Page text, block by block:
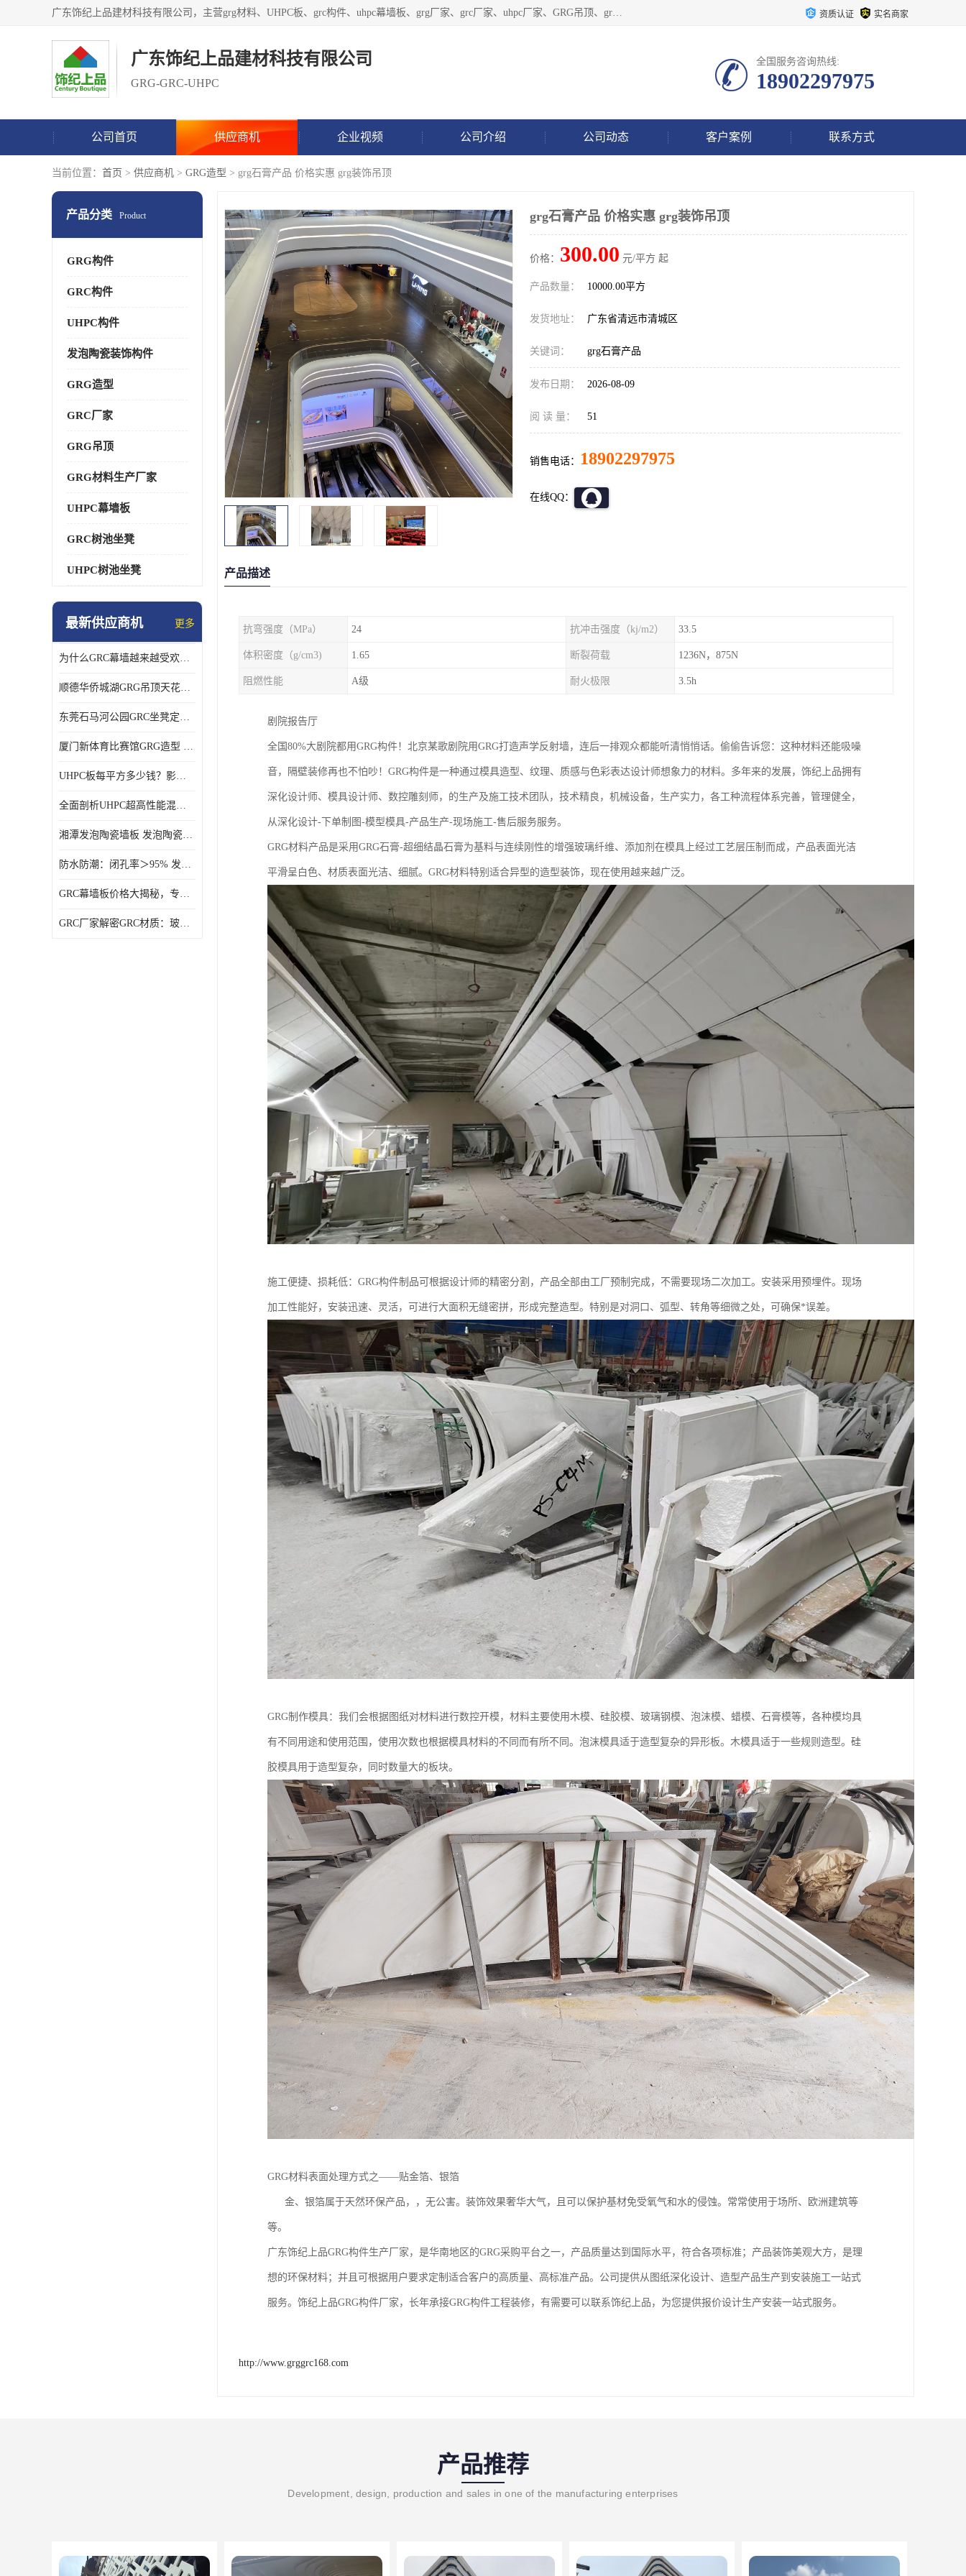
广东饰纪上品建材科技有限公司，主营grg材料、UHPC板、grc构件、uhpc幕墙板、grg厂家、grc厂家、uhpc厂家、GRG吊顶、grg石膏板、grg构件、外墙grc线条、grg造型、grg材料定制，uhpc高性能混凝土，uhpc构件，uhpc镂空挂板，grg材料生产厂家，广东grg厂家，广东grc厂家，联系方式*，2万平厂房，如果您对我公司的产品服务感兴趣，请联系我们。 资质认证 实名商家
广东饰纪上品建材科技有限公司
GRG-GRC-UHPC
全国服务咨询热线:
18902297975
公司首页 供应商机 企业视频 公司介绍 公司动态 客户案例 联系方式
当前位置： 首页 > 供应商机 > GRG造型 > grg石膏产品 价格实惠 grg装饰吊顶
产品分类 Product
GRG构件
GRC构件
UHPC构件
发泡陶瓷装饰构件
GRG造型
GRC厂家
GRG吊顶
GRG材料生产厂家
UHPC幕墙板
GRC树池坐凳
UHPC树池坐凳
最新供应商机 更多
为什么GRC幕墙越来越受欢迎？一起来了解GRC幕墙
顺德华侨城湖GRG吊顶天花GRG材料定制厂家饰纪上品
东莞石马河公园GRC坐凳定制选择广东饰纪上品GRC构件厂家
厦门新体育比赛馆GRG造型 GRG材料 广东GRG厂家
UHPC板每平方多少钱？影响价格的关键因素解析
全面剖析UHPC超高性能混凝土：优势显著，劣势何在？
湘潭发泡陶瓷墙板 发泡陶瓷装饰构件 轻质高强：密度低但抗压强度高
防水防潮：闭孔率＞95% 发泡陶瓷装饰构件 南阳发泡陶瓷厂家
GRC幕墙板价格大揭秘，专业厂家报价助您轻松掌控预算
GRC厂家解密GRC材质：玻璃纤维与水泥复合，创新建筑新选择
grg石膏产品 价格实惠 grg装饰吊顶
价格： 300.00 元/平方 起
产品数量： 10000.00平方
发货地址： 广东省清远市清城区
关键词： grg石膏产品
发布日期： 2026-08-09
阅 读 量： 51
销售电话： 18902297975
在线QQ：
产品描述
抗弯强度（MPa） 24 抗冲击强度（kj/m2） 33.5
体积密度（g/cm3) 1.65 断裂荷载 1236N，875N
阻燃性能 A级 耐火极限 3.5h
剧院‌报告厅
全国80%大剧院都用GRG构件！北京某歌剧院用GRG打造声学反射墙，连后一排观众都能听清悄悄话。偷偷告诉您：这种材料还能吸噪
音，隔壁装修再也不怕吵！GRG构件是一种通过模具造型、纹理、质感与色彩表达设计师想象力的材料。多年来的发展，饰纪上品拥有
深化设计师、模具设计师、数控雕刻师，的生产及施工技术团队，技术精良，机械设备，生产实力，各工种流程体系完善，管理健全，
从深化设计-下单制图-模型模具-产品生产-现场施工-售后服务服务。
GRG材料产品是采用GRG石膏-超细结晶石膏为基料与连续刚性的增强玻璃纤维、添加剂在模具上经过工艺层压制而成，产品表面光洁
平滑呈白色、材质表面光洁、细腻。GRG材料特别适合异型的造型装饰，现在使用越来越广泛。
施工便捷、损耗低：GRG构件制品可根据设计师的精密分割，产品全部由工厂预制完成，不需要现场二次加工。安装采用预埋件。现场
加工性能好，安装迅速、灵活，可进行大面积无缝密拼，形成完整造型。特别是对洞口、弧型、转角等细微之处，可确保*误差。
GRG制作模具：我们会根据图纸对材料进行数控开模，材料主要使用木模、硅胶模、玻璃钢模、泡沫模、蜡模、石膏模等，各种模均具
有不同用途和使用范围，使用次数也根据模具材料的不同而有所不同。泡沫模具适于造型复杂的异形板。木模具适于一些规则造型。硅
胶模具用于造型复杂，同时数量大的板块。
GRG材料表面处理方式之——贴金箔、银箔
金、银箔属于天然环保产品，，无公害。装饰效果奢华大气，且可以保护基材免受氧气和水的侵蚀。常常使用于场所、欧洲建筑等
等。
广东饰纪上品GRG构件生产厂家，是华南地区的GRG采购平台之一，产品质量达到国际水平，符合各项标准；产品装饰美观大方，是理
想的环保材料；并且可根据用户要求定制适合客户的高质量、高标准产品。公司提供从图纸深化设计、造型产品生产到安装施工一站式
服务。饰纪上品GRG构件厂家，长年承接GRG构件工程装修，有需要可以联系饰纪上品，为您提供报价设计生产安装一站式服务。
http://www.grggrc168.com
产品推荐
Development, design, production and sales in one of the manufacturing enterprises